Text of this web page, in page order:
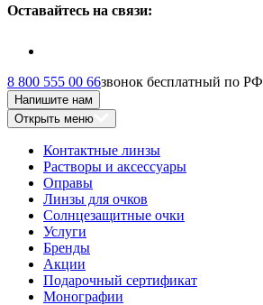
Оставайтесь на связи:
8 800 555 00 66звонок бесплатный по РФ
Напишите нам
Открыть меню
Контактные линзы
Растворы и аксессуары
Оправы
Линзы для очков
Солнцезащитные очки
Услуги
Бренды
Акции
Подарочный сертификат
Монографии